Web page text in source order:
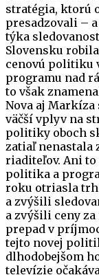
stratégia, ktorú
presadzovali –
týka
Slovensku
cenovú politiku
programu nad
to však
Nova aj Markíza
väčší vplyv na
politiky oboch
zatiaľ nenastala
riaditeľov. Ani to
politika a
roku otriasla
a zvýšili
a zvýšili ceny
prepad v
tejto novej
dlhodobejšom
televízie